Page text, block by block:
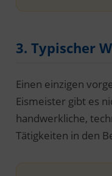
3. Typischer
Einen einzigen
Eismeister gibt es
handwerkliche,
Tätigkeiten in den